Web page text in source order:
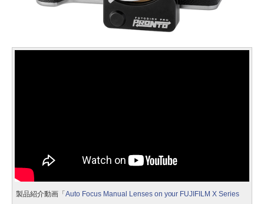
製品紹介動画「 Auto Focus Manual Lenses on your FUJIFILM X Series